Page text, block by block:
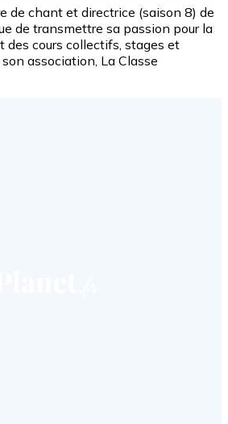
de chant et directrice (saison 8) de
de transmettre sa passion pour la
des cours collectifs, stages et
association, La Classe